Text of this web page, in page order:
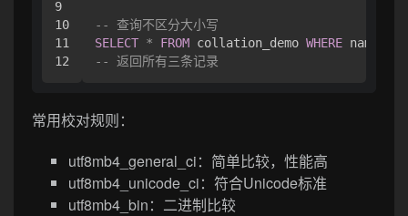
9
10
11
-- 查询不区分大小写
SELECT * FROM collation_demo WHERE name
-- 返回所有三条记录
常用校对规则：
utf8mb4_general_ci：简单比较，性能高
utf8mb4_unicode_ci：符合Unicode标准
utf8mb4_bin：二进制比较